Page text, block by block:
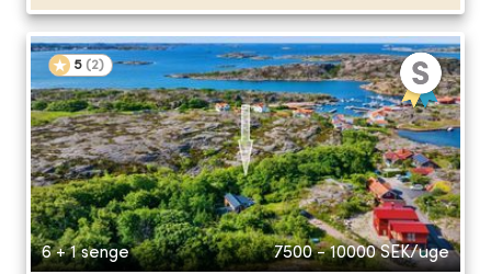
5 (2)
6 + 1 senge 7500 - 10000 SEK/uge